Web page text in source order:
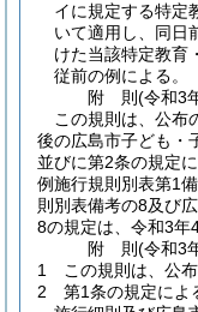
イに規定する特定
いて適用し、同日
けた当該特定教育
従前の例による。
附 則(令和3
この規則は、公布
後の広島市子ども・
並びに第2条の規定
例施行規則別表第1
則別表備考の8及び
8の規定は、令和3年
附 則(令和3
1
この規則は、公
2
第1条の規定によ